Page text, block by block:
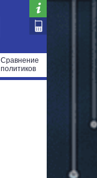
Сравнение
политиков